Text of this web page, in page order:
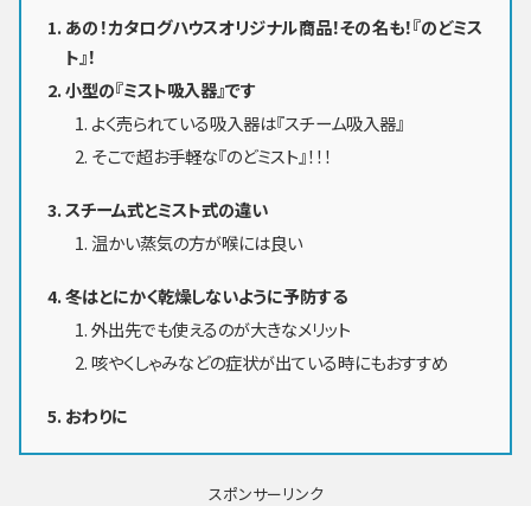
あの！カタログハウスオリジナル商品！その名も！『のどミス
ト』！
小型の『ミスト吸入器』です
よく売られている吸入器は『スチーム吸入器』
そこで超お手軽な『のどミスト』！！！
スチーム式とミスト式の違い
温かい蒸気の方が喉には良い
冬はとにかく乾燥しないように予防する
外出先でも使えるのが大きなメリット
咳やくしゃみなどの症状が出ている時にもおすすめ
おわりに
スポンサーリンク